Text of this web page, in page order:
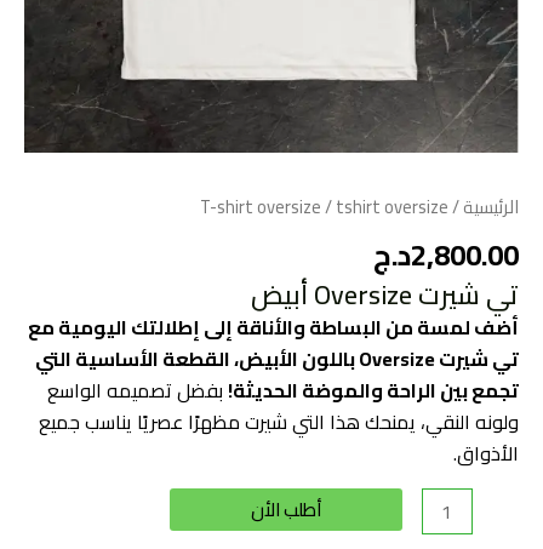
الرئيسية/
T-shirt oversize/ tshirt oversize
2,800.00د.ج
تي شيرت Oversize أبيض
أضف لمسة من البساطة والأناقة إلى إطلالتك اليومية مع
تي شيرت Oversize باللون الأبيض، القطعة الأساسية التي
تجمع بين الراحة والموضة الحديثة! بفضل تصميمه الواسع
ولونه النقي، يمنحك هذا التي شيرت مظهرًا عصريًا يناسب جميع
الأذواق.
أطلب الأن